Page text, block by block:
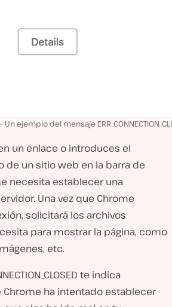
Un ejemplo del mensaje
un enlace o introduces el
de un sitio web en la barra de
necesita establecer una
. Una vez que Chrome
solicitará los archivos
para mostrar la página, como
etc.
te indica
Chrome ha intentado establecer